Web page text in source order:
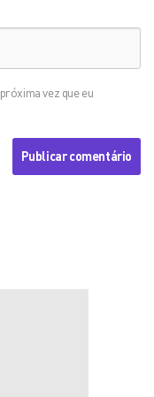
vez que eu